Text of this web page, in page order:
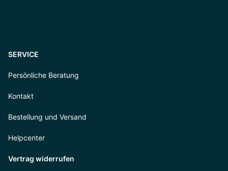
SERVICE
Persönliche Beratung
Kontakt
Bestellung und Versand
Helpcenter
Vertrag widerrufen